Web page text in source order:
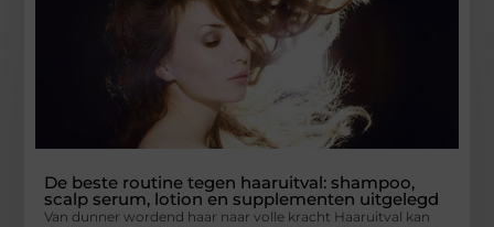
De beste routine tegen haaruitval: shampoo,
scalp serum, lotion en supplementen uitgelegd
Van dunner wordend haar naar volle kracht Haaruitval kan